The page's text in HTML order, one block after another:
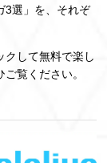
3選」を、それぞ
クして無料で楽し
覧ください。